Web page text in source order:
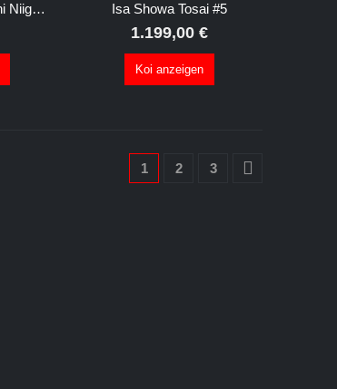
Tosai Showa Dainichi Niigata Premium #1 Isa Showa Tosai #5
1.199,00 €
Koi anzeigen
1 2 3